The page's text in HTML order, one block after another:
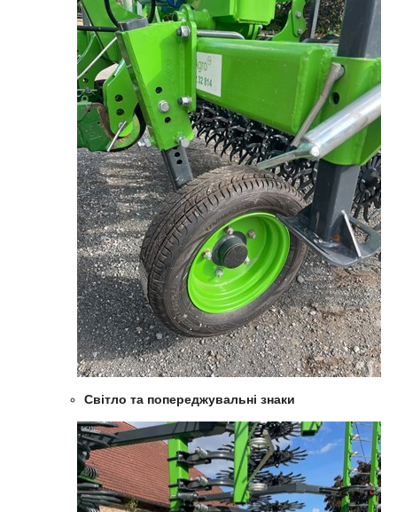
Світло та попереджувальні знаки